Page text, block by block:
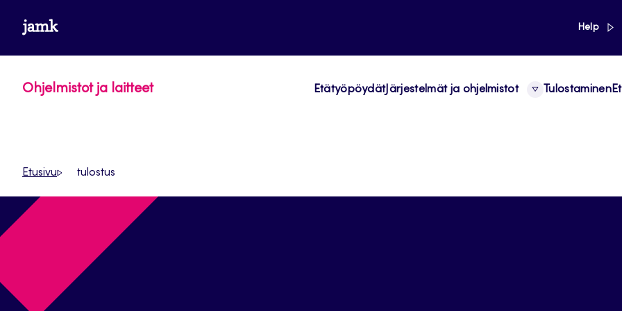
suoraan
sisältöön
www.jamk.fi Help
Ohjelmistot ja laitteet EtätyöpöydätJärjestelmät ja ohjelmistot Tulostaminen
Etusivu tulostus